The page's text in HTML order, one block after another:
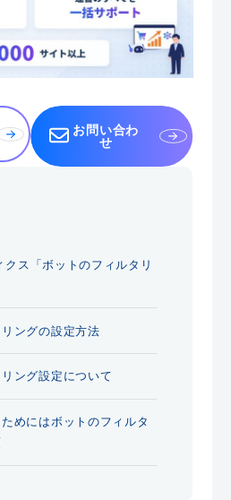
お問い合わ
せ
ス「ボットのフィルタリ
ングの設定方法
ング設定について
めにはボットのフィルタ